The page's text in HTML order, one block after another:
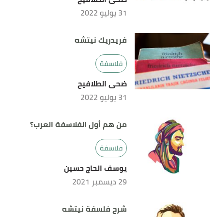
31 يوليو 2022
فريدريك نيتشه
فلاسفة
ضحى الطلافيح
31 يوليو 2022
من هم أول الفلاسفة العرب؟
فلاسفة
يوسف الحاج حسين
29 ديسمبر 2021
شرح فلسفة نيتشه